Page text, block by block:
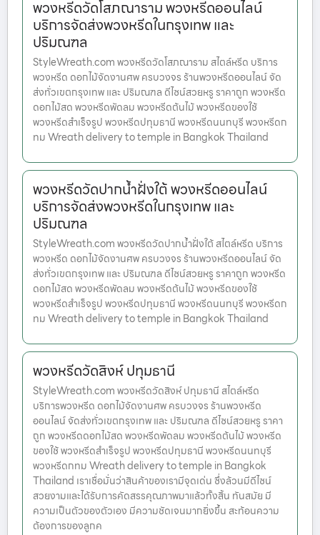
พวงหรีดวัดโสภณาราม พวงหรีดออนไลน์
บริการจัดส่งพวงหรีดในกรุงเทพ และ
ปริมณฑล
StyleWreath.com พวงหรีดวัดโสภณาราม สไตล์หรีด บริการ
พวงหรีด ดอกไม้จัดงานศพ ครบวงจร ร้านพวงหรีดออนไลน์ จัด
ส่งทั่วเขตกรุงเทพ และ ปริมณฑล ดีไซน์สวยหรู ราคาถูก พวงหรีด
ดอกไม้สด พวงหรีดพัดลม พวงหรีดต้นไม้ พวงหรีดของใช้
พวงหรีดสำเร็จรูป พวงหรีดปทุมธานี พวงหรีดนนทบุรี พวงหรีดก
ทม Wreath delivery to temple in Bangkok Thailand
พวงหรีดวัดปากน้ำฝั่งใต้ พวงหรีดออนไลน์
บริการจัดส่งพวงหรีดในกรุงเทพ และ
ปริมณฑล
StyleWreath.com พวงหรีดวัดปากน้ำฝั่งใต้ สไตล์หรีด บริการ
พวงหรีด ดอกไม้จัดงานศพ ครบวงจร ร้านพวงหรีดออนไลน์ จัด
ส่งทั่วเขตกรุงเทพ และ ปริมณฑล ดีไซน์สวยหรู ราคาถูก พวงหรีด
ดอกไม้สด พวงหรีดพัดลม พวงหรีดต้นไม้ พวงหรีดของใช้
พวงหรีดสำเร็จรูป พวงหรีดปทุมธานี พวงหรีดนนทบุรี พวงหรีดก
ทม Wreath delivery to temple in Bangkok Thailand
พวงหรีดวัดสิงห์ ปทุมธานี
StyleWreath.com พวงหรีดวัดสิงห์ ปทุมธานี สไตล์หรีด
บริการพวงหรีด ดอกไม้จัดงานศพ ครบวงจร ร้านพวงหรีด
ออนไลน์ จัดส่งทั่วเขตกรุงเทพ และ ปริมณฑล ดีไซน์สวยหรู ราคา
ถูก พวงหรีดดอกไม้สด พวงหรีดพัดลม พวงหรีดต้นไม้ พวงหรีด
ของใช้ พวงหรีดสำเร็จรูป พวงหรีดปทุมธานี พวงหรีดนนทบุรี
พวงหรีดกทม Wreath delivery to temple in Bangkok
Thailand เราเชื่อมั่นว่าสินค้าของเรามีจุดเด่น ซึ่งล้วนมีดีไซน์
สวยงามและได้รับการคัดสรรคุณภาพมาแล้วทั้งสิ้น ทันสมัย มี
ความเป็นตัวของตัวเอง มีความชัดเจนมากยิ่งขึ้น สะท้อนความ
ต้องการของลูกค